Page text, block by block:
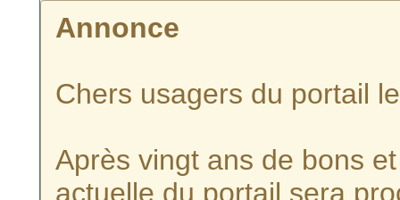
Annonce
Chers usagers du portail
Après vingt ans de bons
actuelle du portail sera